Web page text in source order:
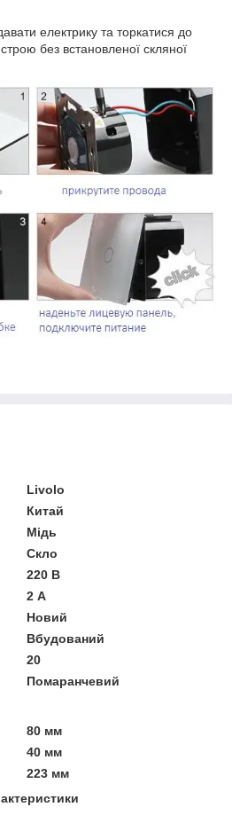
електрику та торкатися до
без встановленої скляної
Livolo
Китай
Мідь
Скло
220 В
2 А
Новий
Вбудований
20
Помаранчевий
80 мм
40 мм
223 мм